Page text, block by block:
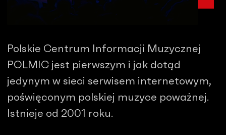
Polskie Centrum Informacji Muzycznej
POLMIC jest pierwszym i jak dotąd
jedynym w sieci serwisem internetowym,
poświęconym polskiej muzyce poważnej.
Istnieje od 2001 roku.